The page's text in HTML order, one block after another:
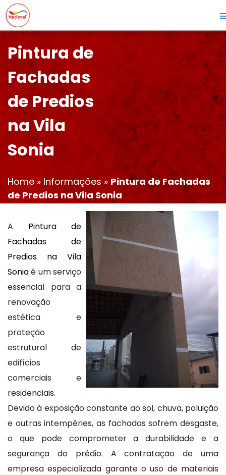
Pintura de
Fachadas
de Predios
na Vila
Sonia
Home » Informações » Pintura de Fachadas
de Predios na Vila Sonia
A Pintura de
Fachadas de
Predios na Vila
Soniaé um serviço
essencial para a
renovação
estética e
proteção
estrutural de
edifícios
comerciais e
residenciais.
Devido à exposição constante ao sol, chuva, poluição
e outras intempéries, as fachadas sofrem desgaste,
o que pode comprometer a durabilidade e a
segurança do prédio. A contratação de uma
empresa especializada garante o uso de materiais